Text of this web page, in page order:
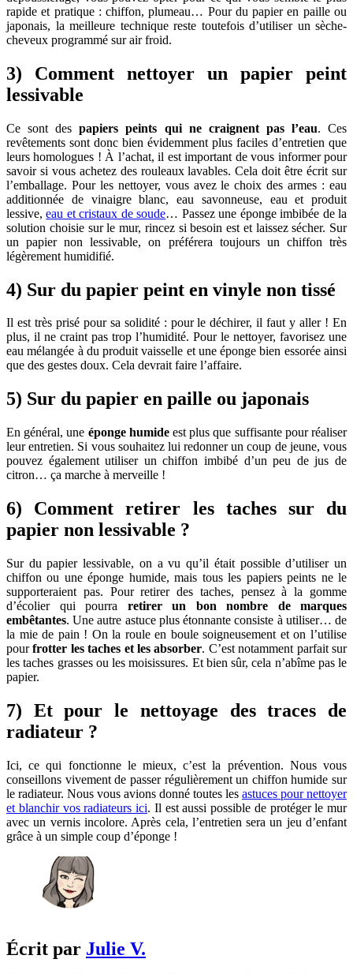
rapide et pratique : chiffon, plumeau… Pour du papier en paille ou
japonais, la meilleure technique reste toutefois d’utiliser un sèche-
cheveux programmé sur air froid.
3) Comment nettoyer un papier peint
lessivable
Ce sont despapiers peints qui ne craignent pas l’eau. Ces
revêtements sont donc bien évidemment plus faciles d’entretien que
leurs homologues ! À l’achat, il est important de vous informer pour
savoir si vous achetez des rouleaux lavables. Cela doit être écrit sur
l’emballage. Pour les nettoyer, vous avez le choix des armes : eau
additionnée de vinaigre blanc, eau savonneuse, eau et produit
lessive,eau et cristaux de soude… Passez une éponge imbibée de la
solution choisie sur le mur, rincez si besoin est et laissez sécher. Sur
un papier non lessivable, on préférera toujours un chiffon très
légèrement humidifié.
4) Sur du papier peint en vinyle non tissé
Il est très prisé pour sa solidité : pour le déchirer, il faut y aller ! En
plus, il ne craint pas trop l’humidité. Pour le nettoyer, favorisez une
eau mélangée à du produit vaisselle et une éponge bien essorée ainsi
que des gestes doux. Cela devrait faire l’affaire.
5) Sur du papier en paille ou japonais
En général, une éponge humideest plus que suffisante pour réaliser
leur entretien. Si vous souhaitez lui redonner un coup de jeune, vous
pouvez également utiliser un chiffon imbibé d’un peu de jus de
citron… ça marche à merveille !
6) Comment retirer les taches sur du
papier non lessivable ?
Sur du papier lessivable, on a vu qu’il était possible d’utiliser un
chiffon ou une éponge humide, mais tous les papiers peints ne le
supporteraient pas. Pour retirer des taches, pensez à la gomme
d’écolier qui pourra retirer un bon nombre de marques
embêtantes. Une autre astuce plus étonnante consiste à utiliser… de
la mie de pain ! On la roule en boule soigneusement et on l’utilise
pourfrotter les taches et les absorber. C’est notamment parfait sur
les taches grasses ou les moisissures. Et bien sûr, cela n’abîme pas le
papier.
7) Et pour le nettoyage des traces de
radiateur ?
Ici, ce qui fonctionne le mieux, c’est la prévention. Nous vous
conseillons vivement de passer régulièrement un chiffon humide sur
le radiateur. Nous vous avions donné toutes les astuces pour nettoyer
et blanchir vos radiateurs ici. Il est aussi possible de protéger le mur
avec un vernis incolore. Après cela, l’entretien sera un jeu d’enfant
grâce à un simple coup d’éponge !
Écrit par Julie V.